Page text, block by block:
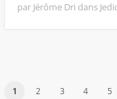
par Jérôme Dri dans
1 2 3 4 5